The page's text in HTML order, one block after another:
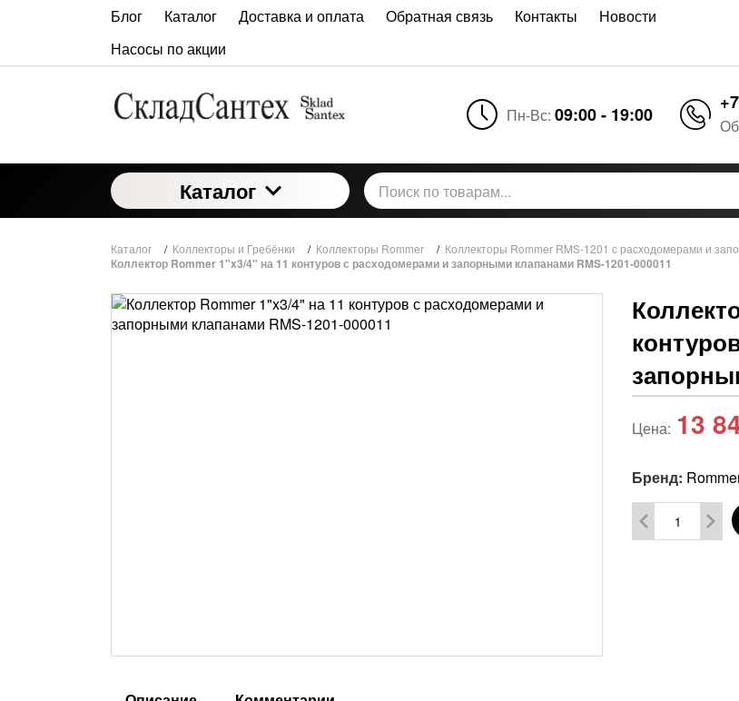
Блог Каталог Доставка и оплата Обратная связь Контакты
Новости
Насосы по акции
Пн-Вс: 09:00 - 19:00
Каталог
Каталог / Коллекторы и Гребёнки / Коллекторы Rommer / Коллекторы Rommer RMS-1201 с расходомерами и
Коллектор Rommer 1"x3/4" на 11 контуров с расходомерами и запорными клапанами RMS-1201-000011
Цена: 13
Бренд: